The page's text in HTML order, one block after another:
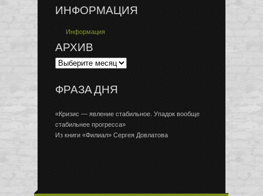
ИНФОРМАЦИЯ
Информация
АРХИВ
ФРАЗА ДНЯ
«Кризис — явление стабильное. Упадок вообще
стабильнее прогресса»
Из книги «Филиал» Сергея Довлатова